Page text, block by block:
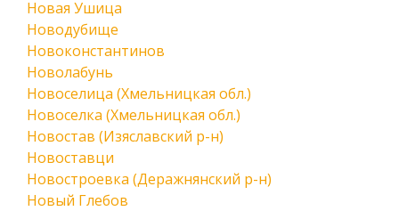
Новая Ушица
Новодубище
Новоконстантинов
Новолабунь
Новоселица (Хмельницкая обл.)
Новоселка (Хмельницкая обл.)
Новостав (Изяславский р-н)
Новоставци
Новостроевка (Деражнянский р-н)
Новый Глебов